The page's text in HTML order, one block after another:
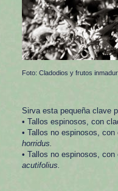
Foto: Cladodios y frutos
Sirva esta pequeña clave
• Tallos espinosos, con
• Tallos no espinosos,
horridus.
• Tallos no espinosos,
acutifolius.